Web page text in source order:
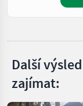
Další
zajímat: